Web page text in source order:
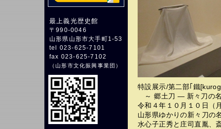
最上義光歴史館
〒990-0046
山形県山形市大手町1-53
tel 023-625-7101
fax 023-625-7102
（山形市文化振興事業団 ）
特設展示/第二部｢鐵
～ 郷土刀 ― 新々刀の
令和４年１０月１０日（
山形県ゆかりの新々刀の
水心子正秀と庄司直胤、